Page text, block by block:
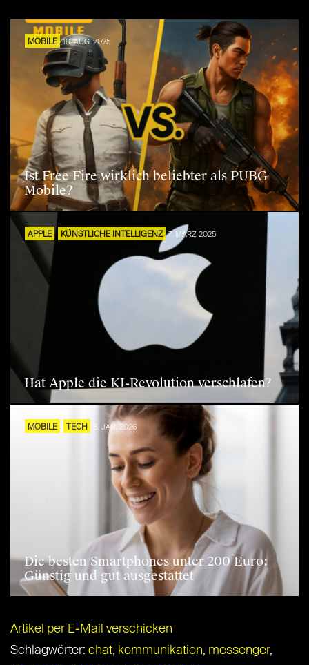
MOBILE 16. AUG. 2025
Ist Free Fire wirklich beliebter als PUBG
Mobile?
APPLE KÜNSTLICHE INTELLIGENZ 7. MÄRZ 2025
Hat Apple die KI-Revolution verschlafen?
MOBILE TECH 8. JAN. 2026
Die besten Smartphones unter 200 Euro:
Günstig und gut ausgestattet
Artikel per E-Mail verschicken
Schlagwörter: chat, kommunikation, messenger,